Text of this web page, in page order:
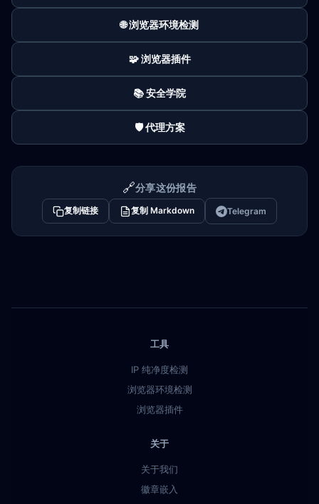
🌐 浏览器环境检测
🧩 浏览器插件
📚 安全学院
🛡️ 代理方案
🔗分享这份报告
复制链接 复制 Markdown Telegram
工具
IP 纯净度检测
浏览器环境检测
浏览器插件
关于
关于我们
徽章嵌入